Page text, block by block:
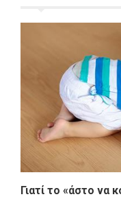
Γιατί το «άστο να